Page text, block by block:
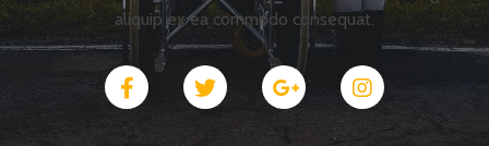
aliquip ex ea commodo consequat.